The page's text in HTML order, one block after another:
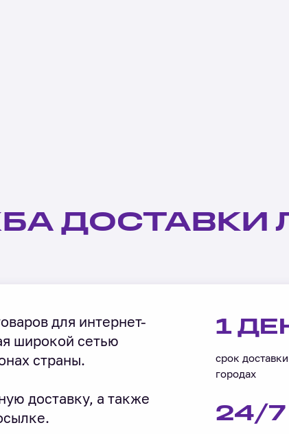
ДОСТАВКИ
для интернет-
широкой сетью
страны.
доставку, а также
1
срок
городах
24/7